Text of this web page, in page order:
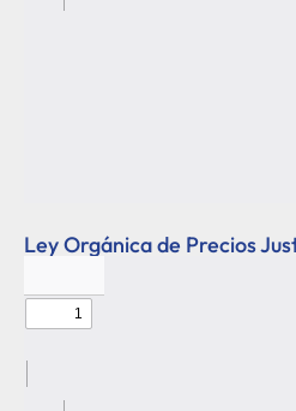
Ley Orgánica de Precios